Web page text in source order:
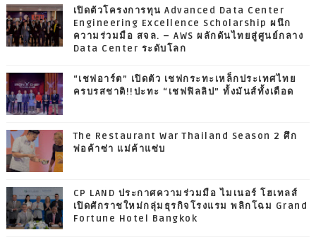
เปิดตัวโครงการทุน Advanced Data Center
Engineering Excellence Scholarship ผนึก
ความร่วมมือ สจล. – AWS ผลักดันไทยสู่ศูนย์กลาง
Data Center ระดับโลก
“เชฟอาร์ต” เปิดตัว เชฟกระทะเหล็กประเทศไทย
ครบรสชาติ!!ปะทะ “เชฟฟิลลิป” ทั้งมันส์ทั้งเดือด
The Restaurant War Thailand Season 2 ศึก
พ่อค้าซ่า แม่ค้าแซ่บ
CP LAND ประกาศความร่วมมือ ไมเนอร์ โฮเทลส์
เปิดศักราชใหม่กลุ่มธุรกิจโรงแรม พลิกโฉม Grand
Fortune Hotel Bangkok